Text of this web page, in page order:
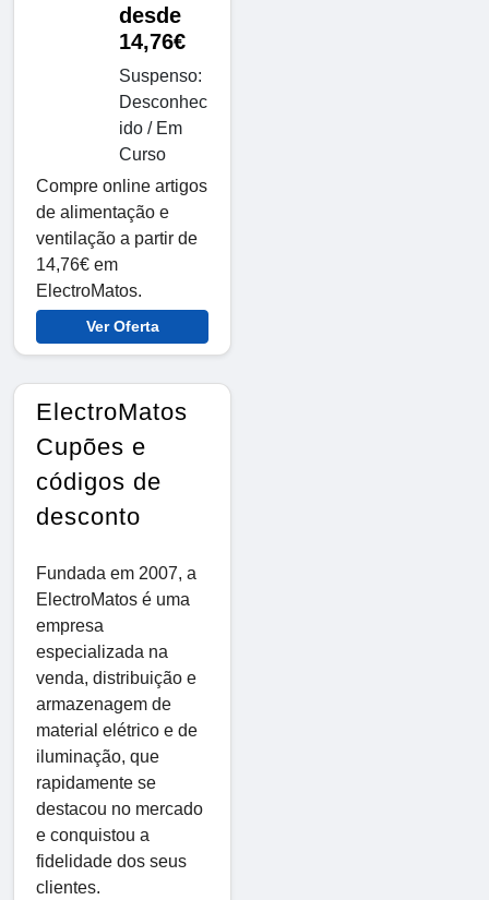
desde
14,76€
Suspenso:
Desconhec
ido / Em
Curso
Compre online artigos
de alimentação e
ventilação a partir de
14,76€ em
ElectroMatos.
Ver Oferta
ElectroMatos
Cupões e
códigos de
desconto
Fundada em 2007, a
ElectroMatos é uma
empresa
especializada na
venda, distribuição e
armazenagem de
material elétrico e de
iluminação, que
rapidamente se
destacou no mercado
e conquistou a
fidelidade dos seus
clientes.